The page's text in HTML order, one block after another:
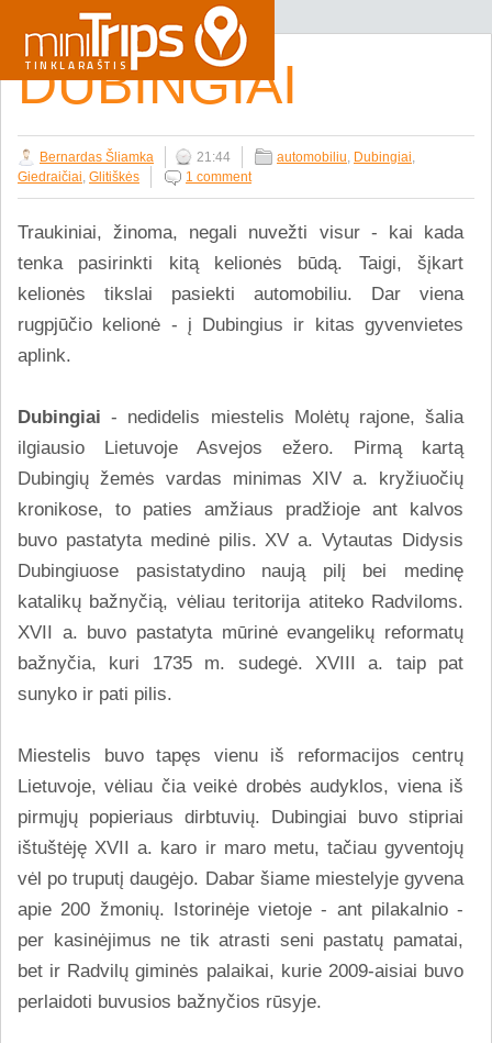
DUBINGIAI
Bernardas Šliamka 21:44 automobiliu, Dubingiai,
Giedraičiai, Glitiškės 1 comment
Traukiniai, žinoma, negali nuvežti visur - kai kada
tenka pasirinkti kitą kelionės būdą. Taigi, šįkart
kelionės tikslai pasiekti automobiliu. Dar viena
rugpjūčio kelionė - į Dubingius ir kitas gyvenvietes
aplink.
Dubingiai - nedidelis miestelis Molėtų rajone, šalia
ilgiausio Lietuvoje Asvejos ežero. Pirmą kartą
Dubingių žemės vardas minimas XIV a. kryžiuočių
kronikose, to paties amžiaus pradžioje ant kalvos
buvo pastatyta medinė pilis. XV a. Vytautas Didysis
Dubingiuose pasistatydino naują pilį bei medinę
katalikų bažnyčią, vėliau teritorija atiteko Radviloms.
XVII a. buvo pastatyta mūrinė evangelikų reformatų
bažnyčia, kuri 1735 m. sudegė. XVIII a. taip pat
sunyko ir pati pilis.
Miestelis buvo tapęs vienu iš reformacijos centrų
Lietuvoje, vėliau čia veikė drobės audyklos, viena iš
pirmųjų popieriaus dirbtuvių. Dubingiai buvo stipriai
ištuštėję XVII a. karo ir maro metu, tačiau gyventojų
vėl po truputį daugėjo. Dabar šiame miestelyje gyvena
apie 200 žmonių. Istorinėje vietoje - ant pilakalnio -
per kasinėjimus ne tik atrasti seni pastatų pamatai,
bet ir Radvilų giminės palaikai, kurie 2009-aisiai buvo
perlaidoti buvusios bažnyčios rūsyje.